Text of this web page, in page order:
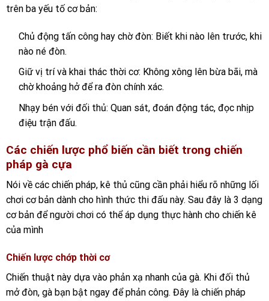
trên ba yếu tố cơ bản:
Chủ động tấn công hay chờ đòn: Biết khi nào lên trước, khi
nào né đòn.
Giữ vị trí và khai thác thời cơ: Không xông lên bừa bãi, mà
chờ khoảng hở để ra đòn chính xác.
Nhạy bén với đối thủ: Quan sát, đoán động tác, đọc nhịp
điệu trận đấu.
Các chiến lược phổ biến cần biết trong chiến
pháp gà cựa
Nói về các chiến pháp, kê thủ cũng cần phải hiểu rõ những lối
chơi cơ bản dành cho hình thức thi đấu này. Sau đây là 3 dạng
cơ bản để người chơi có thể áp dụng thực hành cho chiến kê
của mình
Chiến lược chớp thời cơ
Chiến thuật này dựa vào phản xạ nhanh của gà. Khi đối thủ
mở đòn, gà bạn bật ngay để phản công. Đây là chiến pháp